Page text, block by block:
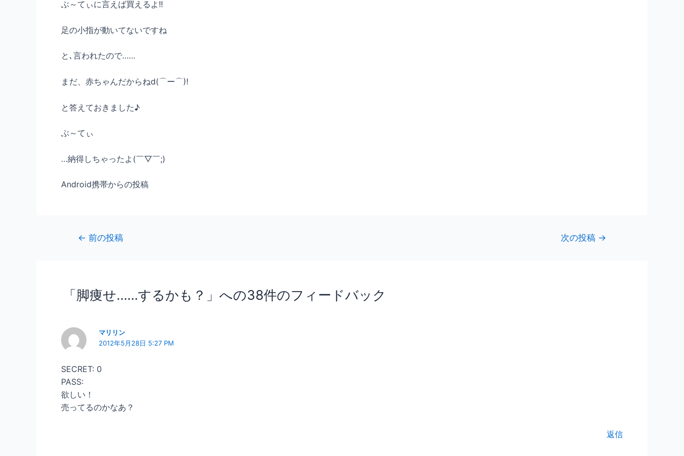
ぶ～てぃに言えば買えるよ!!
足の小指が動いてないですね
と､言われたので……
まだ、赤ちゃんだからねd(⌒ー⌒)!
と答えておきました♪
ぶ～てぃ
…納得しちゃったよ(￣▽￣;)
Android携帯からの投稿
← 前の投稿 次の投稿 →
「脚痩せ……するかも？」への38件のフィードバック
マリリン
2012年5月28日 5:27 PM
SECRET: 0
PASS:
欲しい！
売ってるのかなあ？
返信